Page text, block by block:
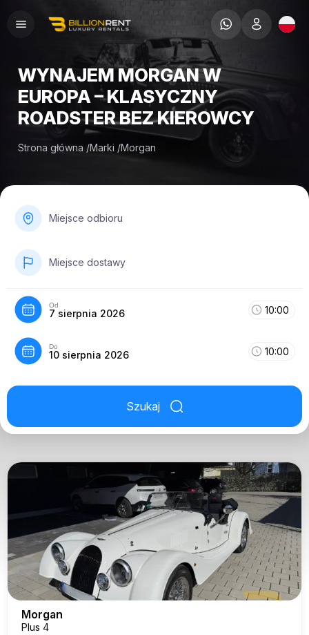
WYNAJEM MORGAN W
EUROPA – KLASYCZNY
ROADSTER BEZ KIEROWCY
Strona główna /Marki /Morgan
Miejsce odbioru
Miejsce dostawy
Od
7 sierpnia 2026 10:00
Do
10 sierpnia 2026 10:00
Szukaj
Morgan
Plus 4